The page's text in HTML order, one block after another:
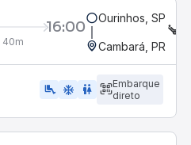
16:00
40m
Ourinhos, SP
Cambará, PR
airline_seat_legroom_extra ac_unit WC
Embarque
direto